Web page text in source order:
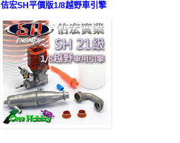
佶宏SH平價版1/8越野車引擎